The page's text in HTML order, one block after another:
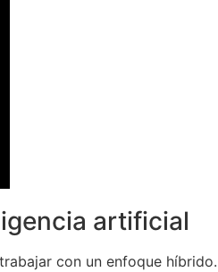
artificial
con un enfoque